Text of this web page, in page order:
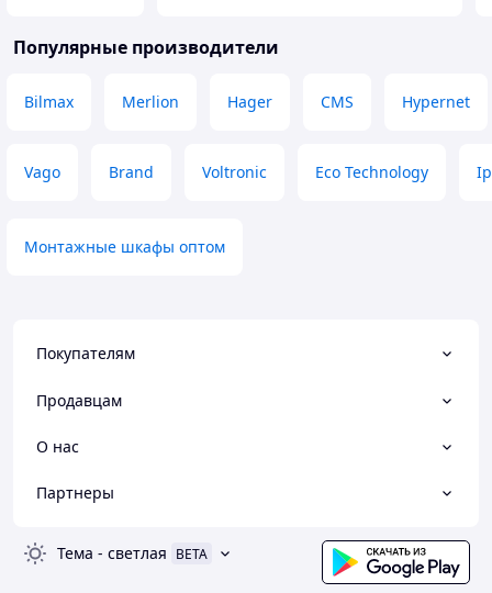
Популярные производители
Bilmax Merlion Hager CMS Hypernet
Vago Brand Voltronic Eco Technology
Монтажные шкафы оптом
Покупателям
Продавцам
О нас
Партнеры
Тема - светлая BETA